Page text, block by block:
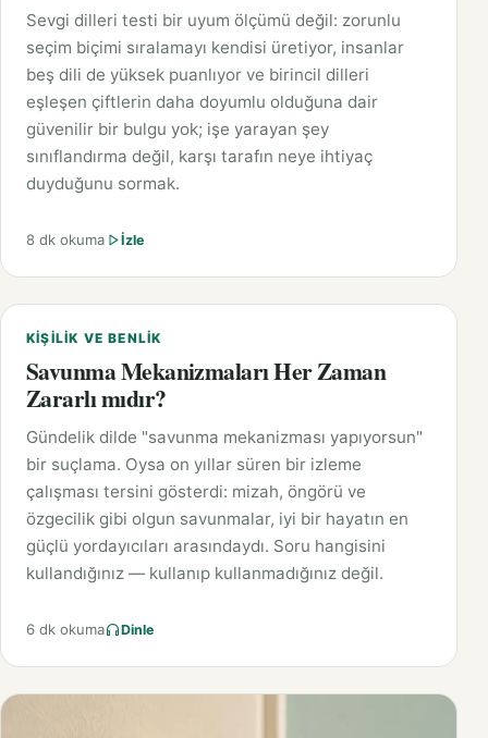
Sevgi dilleri testi bir uyum ölçümü değil: zorunlu
seçim biçimi sıralamayı kendisi üretiyor, insanlar
beş dili de yüksek puanlıyor ve birincil dilleri
eşleşen çiftlerin daha doyumlu olduğuna dair
güvenilir bir bulgu yok; işe yarayan şey
sınıflandırma değil, karşı tarafın neye ihtiyaç
duyduğunu sormak.
8 dk okuma İzle
KIŞILIK VE BENLIK
Savunma Mekanizmaları Her Zaman
Zararlı mıdır?
Gündelik dilde "savunma mekanizması yapıyorsun"
bir suçlama. Oysa on yıllar süren bir izleme
çalışması tersini gösterdi: mizah, öngörü ve
özgecilik gibi olgun savunmalar, iyi bir hayatın en
güçlü yordayıcıları arasındaydı. Soru hangisini
kullandığınız — kullanıp kullanmadığınız değil.
6 dk okuma Dinle